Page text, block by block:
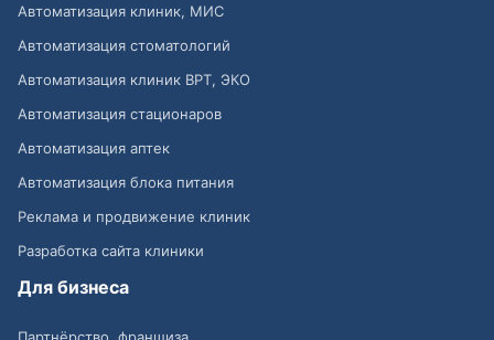
Автоматизация клиник, МИС
Автоматизация стоматологий
Автоматизация клиник ВРТ, ЭКО
Автоматизация стационаров
Автоматизация аптек
Автоматизация блока питания
Реклама и продвижение клиник
Разработка сайта клиники
Для бизнеса
Партнёрство, франшиза